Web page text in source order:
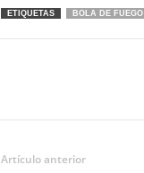
ETIQUETAS BOLA DE FUEGO
Artículo anterior